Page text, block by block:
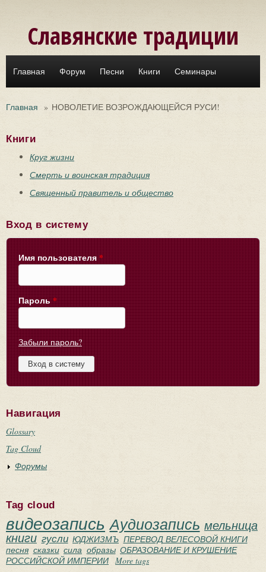
Славянские традиции
Главная Форум Песни Книги Семинары
Главная » НОВОЛЕТИЕ ВОЗРОЖДАЮЩЕЙСЯ РУСИ!
Книги
Круг жизни
Смерть и воинская традиция
Священный правитель и общество
Вход в систему
Имя пользователя *
Пароль *
Забыли пароль?
Навигация
Glossary
Tag Cloud
Форумы
Tag cloud
видеозапись Аудиозапись мельница
книги гусли ЮДЖИЗМЪ ПЕРЕВОД ВЕЛЕСОВОЙ КНИГИ
песня сказки сила образы ОБРАЗОВАНИЕ И КРУШЕНИЕ
РОССИЙСКОЙ ИМПЕРИИ More tags